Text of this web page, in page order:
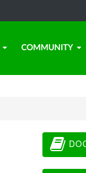
COMMUNITY